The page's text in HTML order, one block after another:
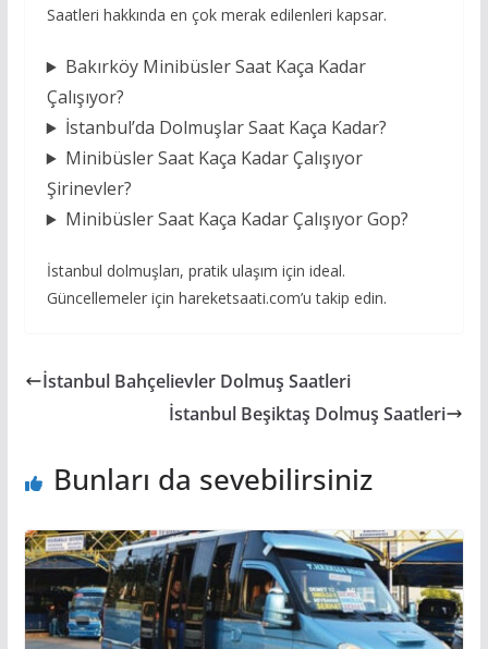
Saatleri hakkında en çok merak edilenleri kapsar.
Bakırköy Minibüsler Saat Kaça Kadar
Çalışıyor?
İstanbul’da Dolmuşlar Saat Kaça Kadar?
Minibüsler Saat Kaça Kadar Çalışıyor
Şirinevler?
Minibüsler Saat Kaça Kadar Çalışıyor Gop?
İstanbul dolmuşları, pratik ulaşım için ideal.
Güncellemeler için hareketsaati.com’u takip edin.
İstanbul Bahçelievler Dolmuş Saatleri
İstanbul Beşiktaş Dolmuş Saatleri
Bunları da sevebilirsiniz